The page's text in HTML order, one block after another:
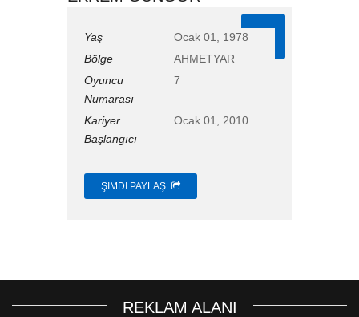
Yaş
Ocak 01, 1978
Bölge
AHMETYAR
Oyuncu
Numarası
7
Kariyer
Başlangıcı
Ocak 01, 2010
ŞIMDI PAYLAŞ
REKLAM ALANI